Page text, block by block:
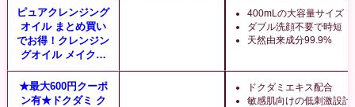
ピュアクレンジング
オイル まとめ買い
でお得！クレンジン
グオイル メイク…
400mLの大容量サイズ
ダブル洗顔不要で時短
天然由来成分99.9%
★最大600円クーポ
ン有★ドクダミ ク
ドクダミエキス配合
敏感肌向けの低刺激設計